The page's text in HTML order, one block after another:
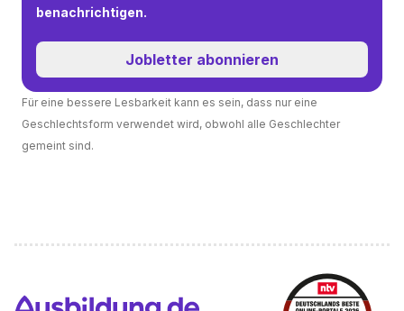
benachrichtigen.
Jobletter abonnieren
Für eine bessere Lesbarkeit kann es sein, dass nur eine
Geschlechtsform verwendet wird, obwohl alle Geschlechter
gemeint sind.